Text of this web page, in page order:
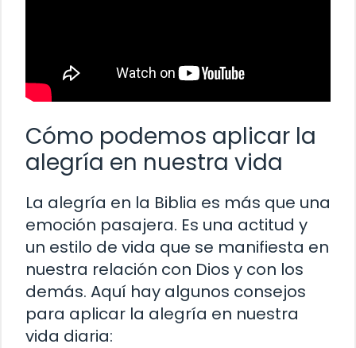
Cómo podemos aplicar la
alegría en nuestra vida
La alegría en la Biblia es más que una
emoción pasajera. Es una actitud y
un estilo de vida que se manifiesta en
nuestra relación con Dios y con los
demás. Aquí hay algunos consejos
para aplicar la alegría en nuestra
vida diaria: